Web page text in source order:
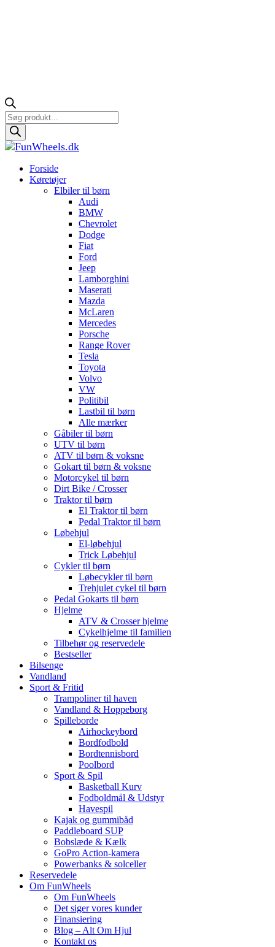
Products
search
Forside
Køretøjer
Elbiler til børn
Audi
BMW
Chevrolet
Dodge
Fiat
Ford
Jeep
Lamborghini
Maserati
Mazda
McLaren
Mercedes
Porsche
Range Rover
Tesla
Toyota
Volvo
VW
Politibil
Lastbil til børn
Alle mærker
Gåbiler til børn
UTV til børn
ATV til børn & voksne
Gokart til børn & voksne
Motorcykel til børn
Dirt Bike / Crosser
Traktor til børn
El Traktor til børn
Pedal Traktor til børn
Løbehjul
El-løbehjul
Trick Løbehjul
Cykler til børn
Løbecykler til børn
Trehjulet cykel til børn
Pedal Gokarts til børn
Hjelme
ATV & Crosser hjelme
Cykelhjelme til familien
Tilbehør og reservedele
Bestseller
Bilsenge
Vandland
Sport & Fritid
Trampoliner til haven
Vandland & Hoppeborg
Spilleborde
Airhockeybord
Bordfodbold
Bordtennisbord
Poolbord
Sport & Spil
Basketball Kurv
Fodboldmål & Udstyr
Havespil
Kajak og gummibåd
Paddleboard SUP
Bobslæde & Kælk
GoPro Action-kamera
Powerbanks & solceller
Reservedele
Om FunWheels
Om FunWheels
Det siger vores kunder
Finansiering
Blog – Alt Om Hjul
Kontakt os